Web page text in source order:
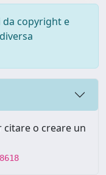
copyright e
o creare un